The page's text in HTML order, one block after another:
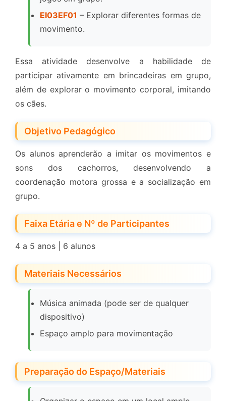
EI03EF01 – Explorar diferentes formas de
movimento.
Essa atividade desenvolve a habilidade de
participar ativamente em brincadeiras em grupo,
além de explorar o movimento corporal, imitando
os cães.
Objetivo Pedagógico
Os alunos aprenderão a imitar os movimentos e
sons dos cachorros, desenvolvendo a
coordenação motora grossa e a socialização em
grupo.
Faixa Etária e Nº de Participantes
4 a 5 anos | 6 alunos
Materiais Necessários
Música animada (pode ser de qualquer
dispositivo)
Espaço amplo para movimentação
Preparação do Espaço/Materiais